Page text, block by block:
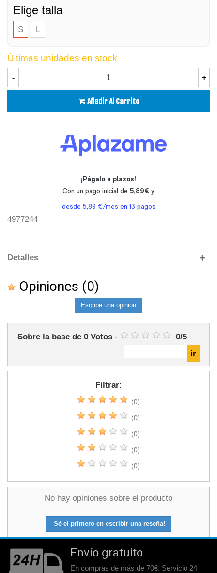
Elige talla
S L
Últimas unidades en stock
- +
Añadir Al Carrito
4977244
Detalles
Opiniones (0)
Escribe una opinión
Sobre la base de 0 Votos - 0/5
Filtrar:
(0)
(0)
(0)
(0)
(0)
No hay opiniones sobre el producto
Sé el primero en escribir una reseña!
Envío gratuito
En compras de más de 70€. Servicio 24